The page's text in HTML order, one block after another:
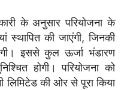
के अनुसार परियोजना के
स्थापित की जाएंगी, जिनकी
इससे कुल ऊर्जा भंडारण
होगी। परियोजना को
लिमिटेड की ओर से पूरा किया